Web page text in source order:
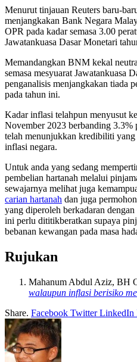
Menurut tinjauan Reuters baru-
menjangkakan Bank Negara
OPR pada kadar semasa 3.00
Jawatankuasa Dasar Monetari
Memandangkan BNM kekal
semasa mesyuarat Jawatankuasa
penganalisis menjangkakan tiada
pada tahun ini.
Kadar inflasi telahpun menyusut
November 2023 berbanding
telah menunjukkan kredibiliti
inflasi negara.
Untuk anda yang sedang
pembelian hartanah melalui
sewajarnya melihat juga
carian hartanah dan juga
yang diperoleh berkadaran
ini perlu dititikberatkan supaya
bebanan kewangan pada masa
Rujukan
Mahanum Abdul Aziz, BH
walaupun inflasi berisiko
Share. Facebook Twitter LinkedIn